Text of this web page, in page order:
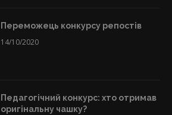
Переможець конкурсу репостів
14/10/2020
Педагогічний конкурс: хто отримав
оригінальну чашку?